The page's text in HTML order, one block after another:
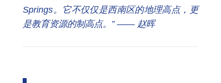
Springs。它不仅仅是西南区的地理高点，更
是教育资源的制高点。” —— 赵晖